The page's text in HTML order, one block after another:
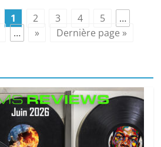
1 2 3 4 5
…
… » Dernière page »